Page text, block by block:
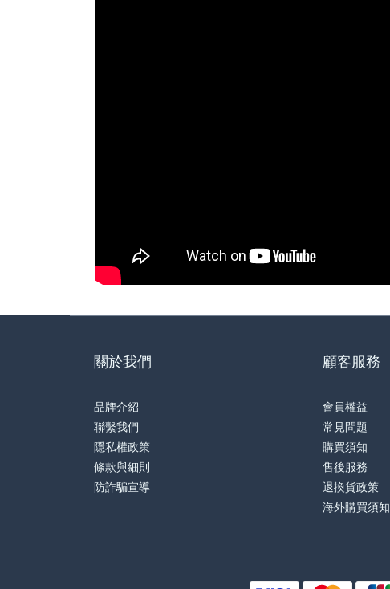
關於我們
品牌介紹
聯繫我們
隱私權政策
條款與細則
防詐騙宣導
顧客服務
會員權益
常見問題
購買須知
售後服務
退換貨政策
海外購買須知